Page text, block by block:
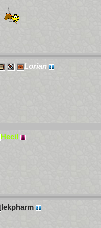
Lorian
Hecil
lekpharm